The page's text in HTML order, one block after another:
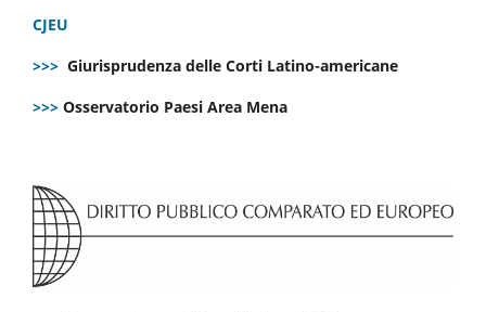
CJEU
>>> Giurisprudenza delle Corti Latino-americane
>>> Osservatorio Paesi Area Mena